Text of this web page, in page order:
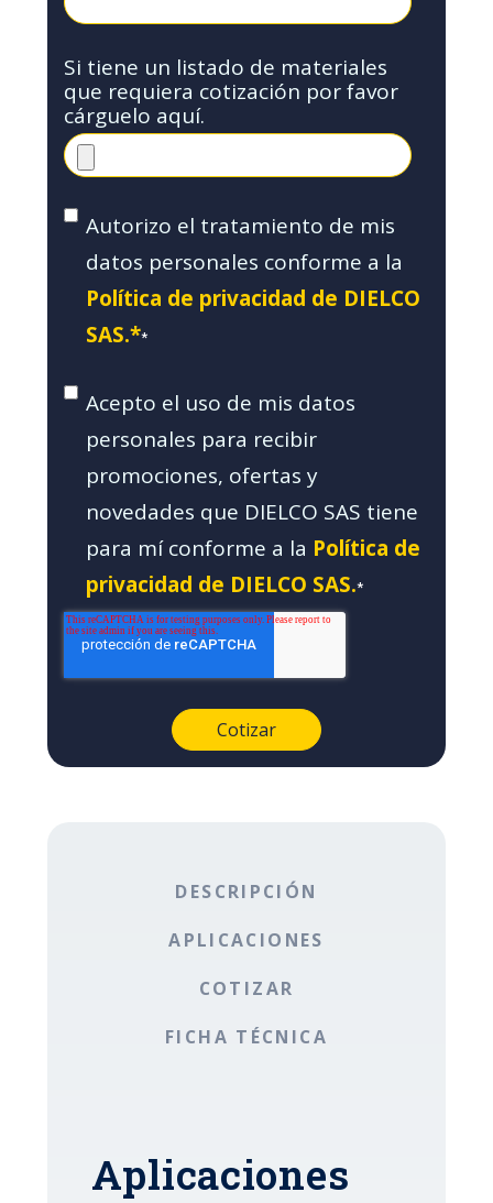
Si tiene un listado de materiales
que requiera cotización por favor
cárguelo aquí.
Autorizo el tratamiento de mis
datos personales conforme a la
Política de privacidad de DIELCO
SAS.**
Acepto el uso de mis datos
personales para recibir
promociones, ofertas y
novedades que DIELCO SAS tiene
para mí conforme a la Política de
privacidad de DIELCO SAS.*
DESCRIPCIÓN
APLICACIONES
COTIZAR
FICHA TÉCNICA
Aplicaciones